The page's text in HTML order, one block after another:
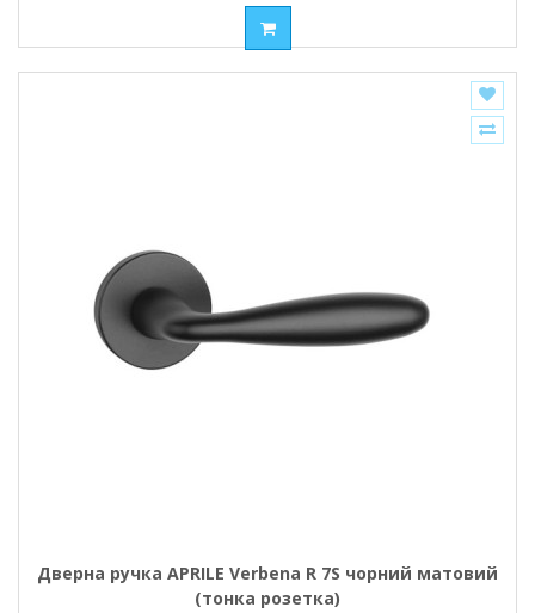
Дверна ручка APRILE Verbena R 7S чорний матовий
(тонка розетка)